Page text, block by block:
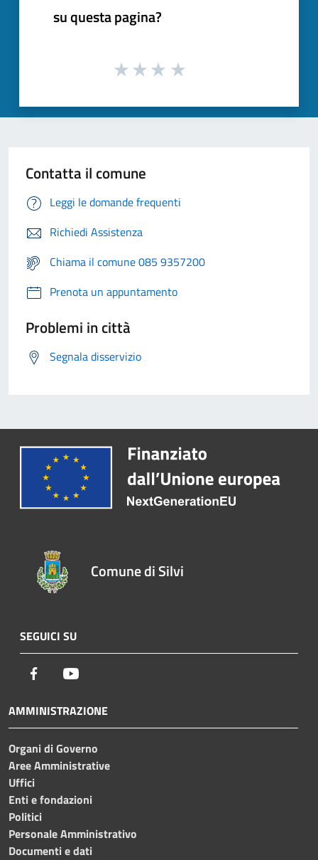
su questa pagina?
Contatta il comune
Leggi le domande frequenti
Richiedi Assistenza
Chiama il comune 085 9357200
Prenota un appuntamento
Problemi in città
Segnala disservizio
Comune di Silvi
SEGUICI SU
Facebook
AMMINISTRAZIONE
Organi di Governo
Aree Amministrative
Uffici
Enti e fondazioni
Politici
Personale Amministrativo
Documenti e dati